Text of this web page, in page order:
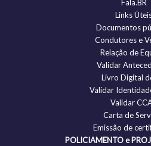
Fala.BR
Links
Documentos
Condutores e
Relação de
Validar
Livro Digital
Validar
Validar
Carta de
Emissão de
POLICIAMENTO e